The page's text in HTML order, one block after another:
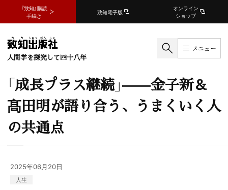
『致知』購読
手続き
致知電子版
オンライン
ショップ
人間学を探究して四十八年
メニュー
「成長プラス継続」——金子新＆
髙田明が語り合う、うまくいく人
の共通点
2025年06月20日
人生